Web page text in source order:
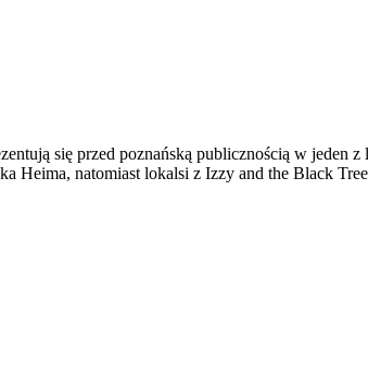
się przed poznańską publicznością w jeden
Heima, natomiast lokalsi z Izzy and the Black